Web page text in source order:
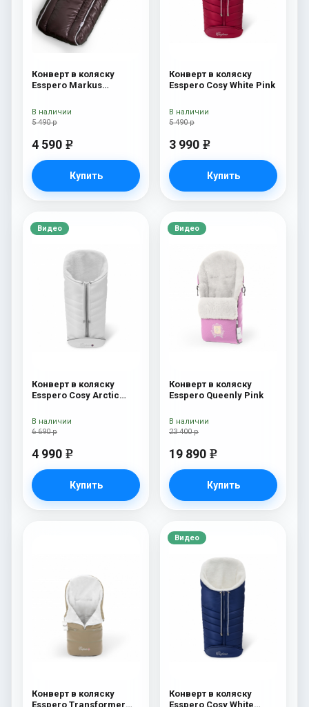
Конверт в коляску
Esspero Markus
шерсть) Chocolat
5 490 р
4 590 e
Купить
В наличии
Конверт в коляску
Esspero Cosy White Pink
5 490 р
3 990 e
Купить
В наличии
Видео
Конверт в коляску
Esspero Cosy Arctic
6 690 р
4 990 e
Купить
В наличии
Видео
Конверт в коляску
Esspero Queenly Pink
23 400 р
19 890 e
Купить
В наличии
Конверт в коляску
Esspero Transformer
Видео
Конверт в коляску
Esspero Cosy White